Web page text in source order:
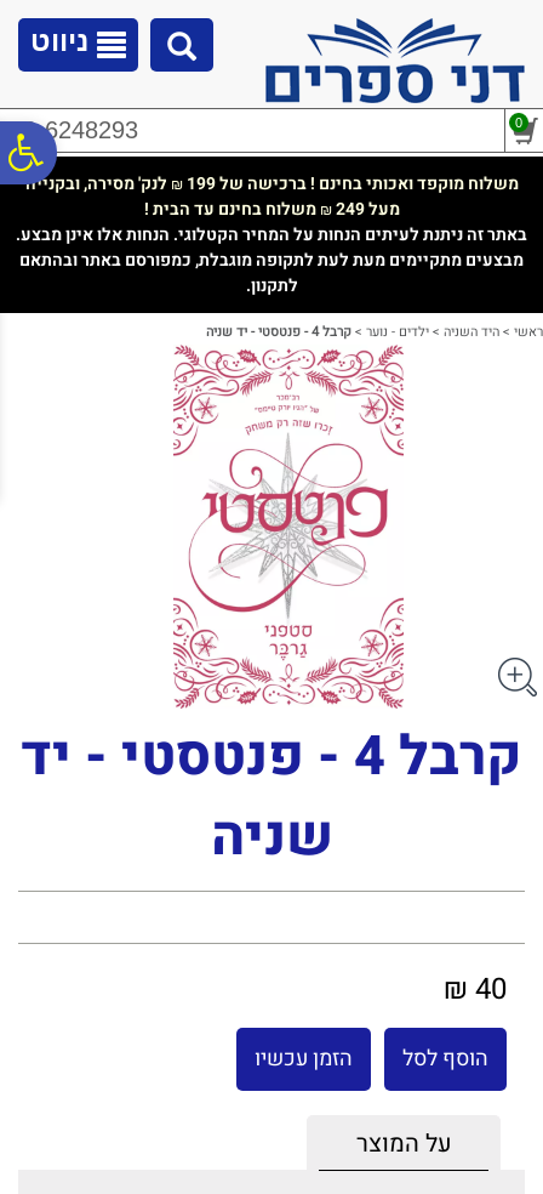
נגישות
ניווט
02-6248293 0
משלוח מוקפד ואכותי בחינם ! ברכישה של 199 ₪ לנק' מסירה, ובקנייה
מעל 249
₪משלוח בחינם עד הבית !
באתר זה ניתנת לעיתים הנחות על המחיר הקטלוגי. הנחות אלו אינן מבצע.
מבצעים מתקיימים מעת לעת לתקופה מוגבלת, כמפורסם באתר ובהתאם
לתקנון.
ראשי >היד השניה >ילדים - נוער >קרבל 4 - פנטסטי - יד שניה
קרבל 4 - פנטסטי - יד
שניה
40 ₪
הוסף לסל הזמן עכשיו
על המוצר